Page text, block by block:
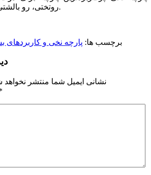
روتختی، رو بالشتی و… به حساب می‌آید.
برچسب ها: پارچه نخی و کاربردهای
نشانی ایمیل شما منتشر نخواهد